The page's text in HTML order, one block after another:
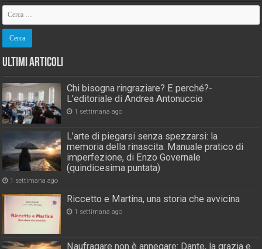
Ultimi Articoli
Chi bisogna ringraziare? E perché?-
L’editoriale di Andrea Antonuccio
1 settimana ago
L’arte di piegarsi senza spezzarsi: la
memoria della rinascita. Manuale pratico di
imperfezione, di Enzo Governale
(quindicesima puntata)
1 settimana ago
Riccetto e Martina, una storia che avvicina
1 settimana ago
Naufragare non è annegare: Dante, la grazia e